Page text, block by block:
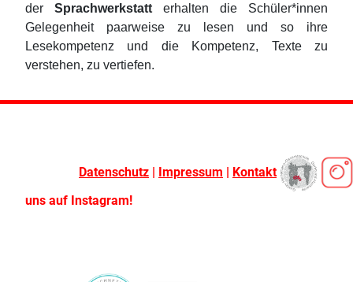
der Sprachwerkstatt erhalten die Schüler*innen
Gelegenheit paarweise zu lesen und so ihre
Lesekompetenz und die Kompetenz, Texte zu
verstehen, zu vertiefen.
Datenschutz | Impressum | Kontakt
uns auf Instagram!